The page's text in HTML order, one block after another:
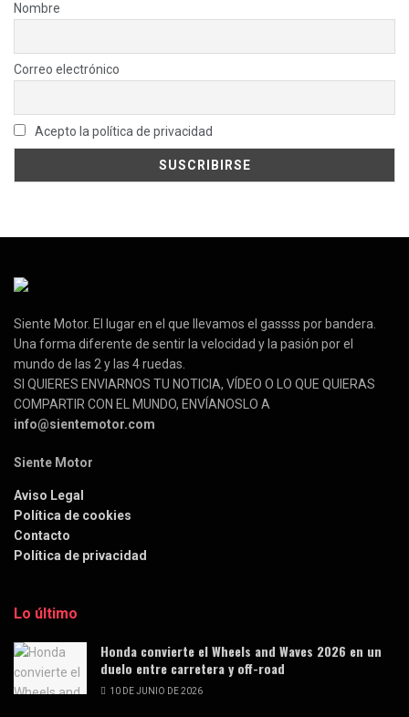
Nombre
Correo electrónico
Acepto la política de privacidad
Siente Motor. El lugar en el que llevamos el gassss por bandera.
Una forma diferente de sentir la velocidad y la pasión por el
mundo de las 2 y las 4 ruedas.
SI QUIERES ENVIARNOS TU NOTICIA, VÍDEO O LO QUE QUIERAS
COMPARTIR CON EL MUNDO, ENVÍANOSLO A
info@sientemotor.com
Siente Motor
Aviso Legal
Política de cookies
Contacto
Política de privacidad
Lo último
Honda convierte el Wheels and Waves 2026 en un
duelo entre carretera y off-road
10 DE JUNIO DE 2026